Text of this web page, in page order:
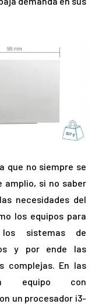
que no siempre se
amplio, si no saber
necesidades del
los equipos para
los sistemas de
y por ende las
complejas. En las
equipo con
un procesador i3-